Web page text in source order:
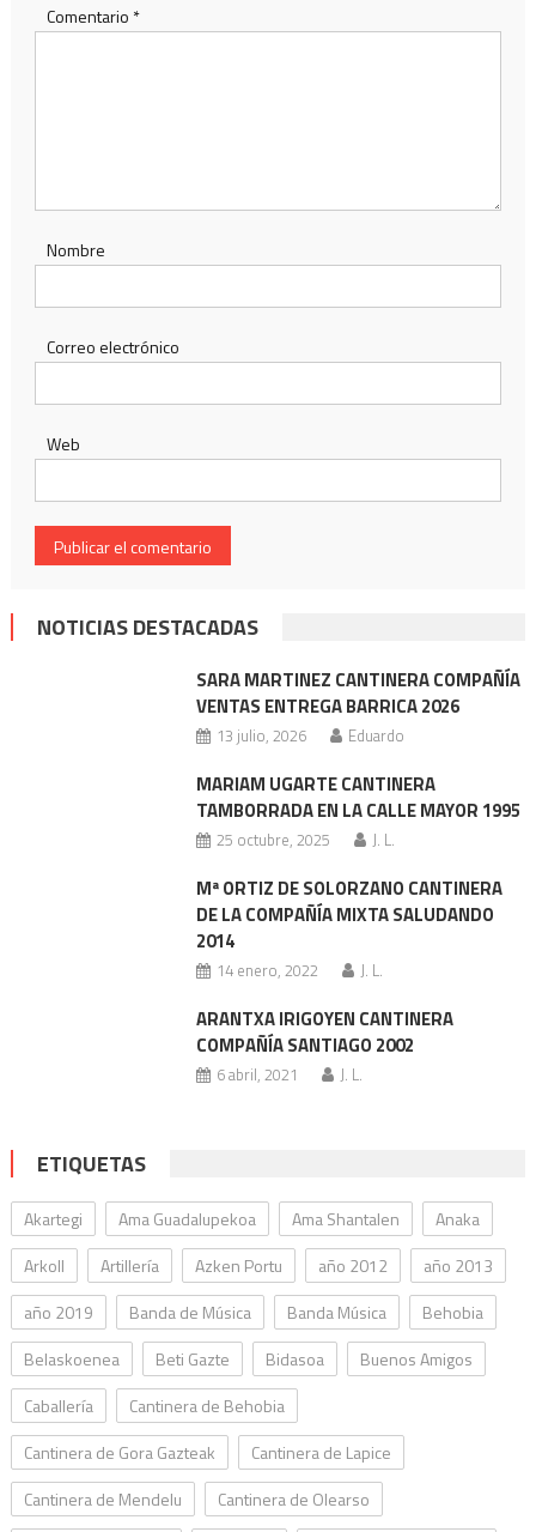
Comentario *
Nombre
Correo electrónico
Web
NOTICIAS DESTACADAS
SARA MARTINEZ CANTINERA COMPAÑÍA
VENTAS ENTREGA BARRICA 2026
13 julio, 2026 Eduardo
MARIAM UGARTE CANTINERA
TAMBORRADA EN LA CALLE MAYOR 1995
25 octubre, 2025 J. L.
Mª ORTIZ DE SOLORZANO CANTINERA
DE LA COMPAÑÍA MIXTA SALUDANDO
2014
14 enero, 2022 J. L.
ARANTXA IRIGOYEN CANTINERA
COMPAÑÍA SANTIAGO 2002
6 abril, 2021 J. L.
ETIQUETAS
Akartegi Ama Guadalupekoa Ama Shantalen
Anaka
Arkoll
Artillería Azken Portu año 2012
año 2013
año 2019
Banda de Música Banda Música
Behobia
Belaskoenea
Beti Gazte Bidasoa
Buenos Amigos
Caballería
Cantinera de Behobia
Cantinera de Gora Gazteak
Cantinera de Lapice
Cantinera de Mendelu
Cantinera de Olearso